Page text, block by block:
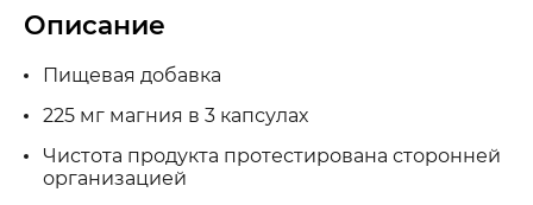
Описание
Пищевая добавка
225 мг магния в 3 капсулах
Чистота продукта протестирована сторонней
организацией